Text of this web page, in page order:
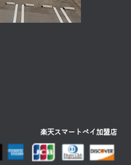
楽天スマートペイ加盟店